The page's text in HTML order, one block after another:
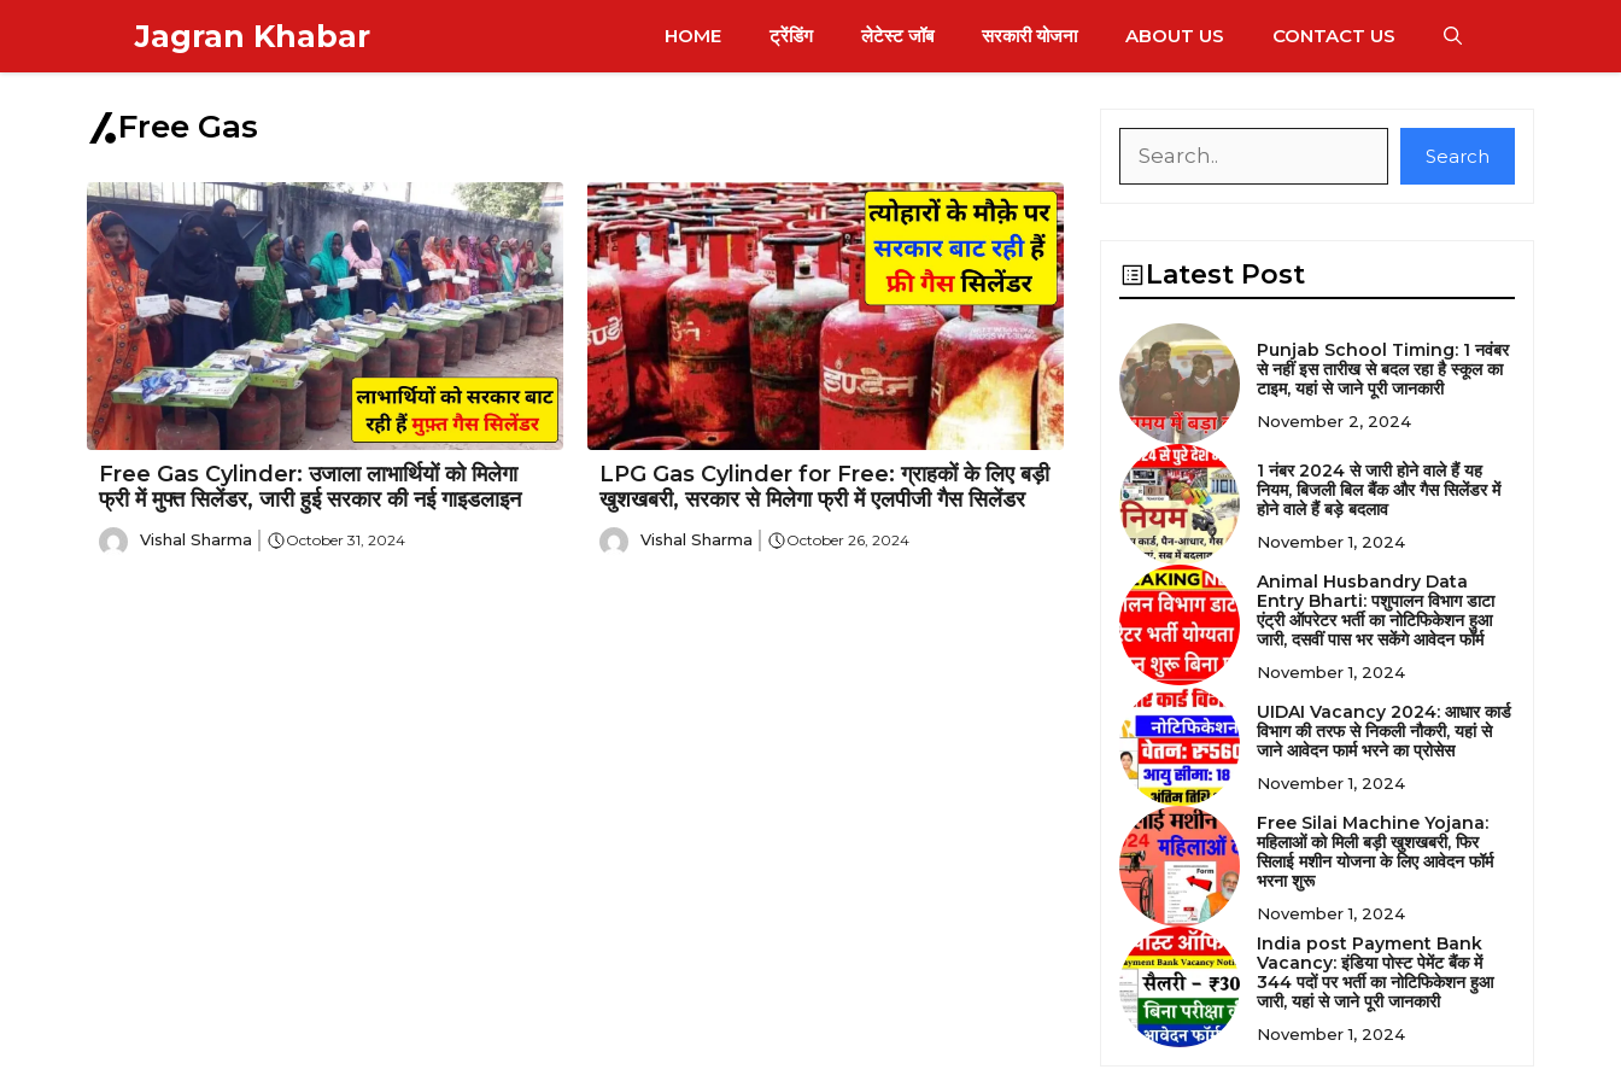
content
Jagran Khabar HOME ट्रेंडिंग लेटेस्ट जॉब सरकारी योजना ABOUT US CONTACT US
Free Gas
Free Gas Cylinder: उजाला लाभार्थियों को मिलेगा
फ्री में मुफ्त सिलेंडर, जारी हुई सरकार की नई गाइडलाइन
Vishal Sharma October 31, 2024
LPG Gas Cylinder for Free: ग्राहकों के लिए बड़ी
खुशखबरी, सरकार से मिलेगा फ्री में एलपीजी गैस सिलेंडर
Vishal Sharma October 26, 2024
Search
Latest Post
Punjab School Timing: 1 नवंबर
से नहीं इस तारीख से बदल रहा है स्कूल का
टाइम, यहां से जाने पूरी जानकारी
November 2, 2024
1 नंबर 2024 से जारी होने वाले हैं यह
नियम, बिजली बिल बैंक और गैस सिलेंडर में
होने वाले हैं बड़े बदलाव
November 1, 2024
Animal Husbandry Data
Entry Bharti: पशुपालन विभाग डाटा
एंट्री ऑपरेटर भर्ती का नोटिफिकेशन हुआ
जारी, दसवीं पास भर सकेंगे आवेदन फॉर्म
November 1, 2024
UIDAI Vacancy 2024: आधार कार्ड
विभाग की तरफ से निकली नौकरी, यहां से
जाने आवेदन फार्म भरने का प्रोसेस
November 1, 2024
Free Silai Machine Yojana:
महिलाओं को मिली बड़ी खुशखबरी, फिर
सिलाई मशीन योजना के लिए आवेदन फॉर्म
भरना शुरू
November 1, 2024
India post Payment Bank
Vacancy: इंडिया पोस्ट पेमेंट बैंक में
344 पदों पर भर्ती का नोटिफिकेशन हुआ
जारी, यहां से जाने पूरी जानकारी
November 1, 2024